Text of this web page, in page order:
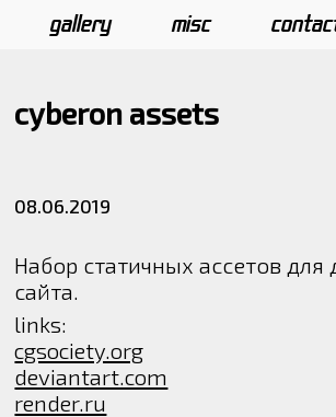
gallery misc
cyberon assets
08.06.2019
Набор статичных ассетов для
сайта.
links:
cgsociety.org
deviantart.com
render.ru